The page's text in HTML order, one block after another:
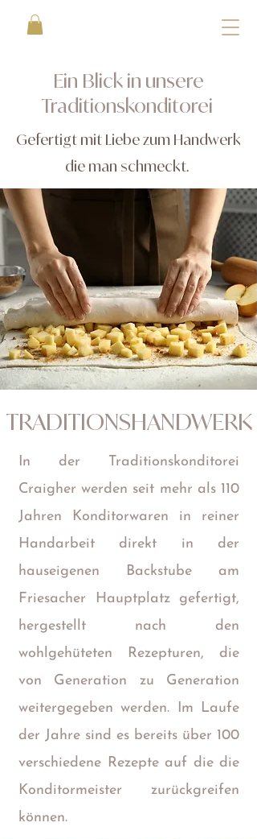
Ein Blick in unsere
Traditionskonditorei
Gefertigt mit Liebe zum Handwerk
die man schmeckt.
TRADITIONSHANDWERK
In der Traditionskonditorei
Craigher werden seit mehr als 110
Jahren Konditorwaren in reiner
Handarbeit direkt in der
hauseigenen Backstube am
Friesacher Hauptplatz gefertigt,
hergestellt nach den
wohlgehüteten Rezepturen, die
von Generation zu Generation
weitergegeben werden. Im Laufe
der Jahre sind es bereits über 100
verschiedene Rezepte auf die die
Konditormeister zurückgreifen
können.